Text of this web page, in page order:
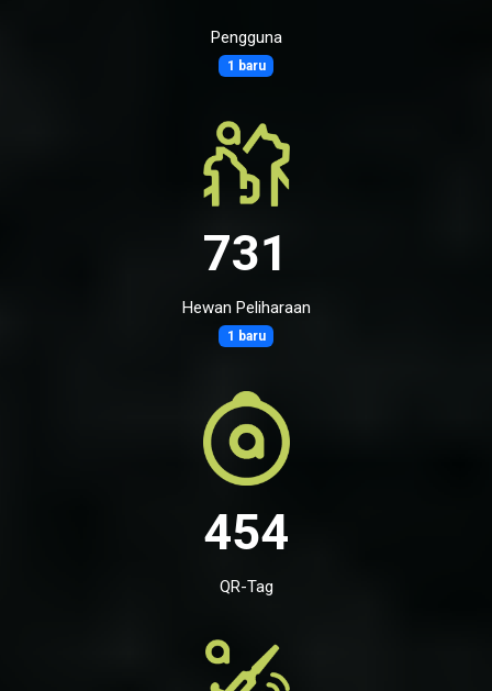
Pengguna
1 baru
731
Hewan Peliharaan
1 baru
454
QR-Tag